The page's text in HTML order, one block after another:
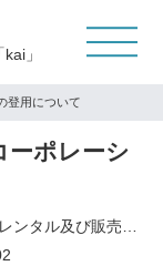
」
登用について
ーポレーシ
・建設機械機具・車輌のレンタル及び販売・修理 ・ユニットハウス・トイレ・事務機器・OA機器のレンタル及び販売